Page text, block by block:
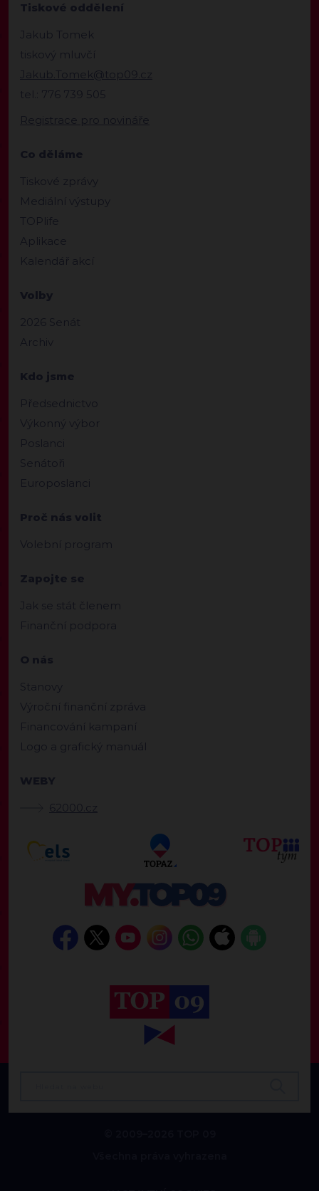
Tiskové oddělení
Jakub Tomek
tiskový mluvčí
Jakub.Tomek@top09.cz
tel.: 776 739 505
Registrace pro novináře
Co děláme
Tiskové zprávy
Mediální výstupy
TOPlife
Aplikace
Kalendář akcí
Volby
2026 Senát
Archiv
Kdo jsme
Předsednictvo
Výkonný výbor
Poslanci
Senátoři
Europoslanci
Proč nás volit
Volební program
Zapojte se
Jak se stát členem
Finanční podpora
O nás
Stanovy
Výroční finanční zpráva
Financování kampaní
Logo a grafický manuál
WEBY
62000.cz